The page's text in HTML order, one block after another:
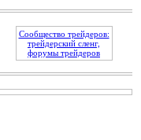
Сообщество трейдеров:
трейдерский сленг,
форумы трейдеров